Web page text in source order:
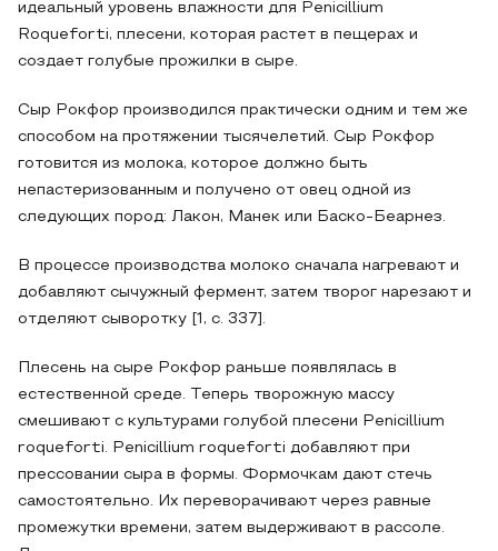
идеальный уровень влажности для Penicillium
Roqueforti, плесени, которая растет в пещерах и
создает голубые прожилки в сыре.
Сыр Рокфор производился практически одним и тем же
способом на протяжении тысячелетий. Сыр Рокфор
готовится из молока, которое должно быть
непастеризованным и получено от овец одной из
следующих пород: Лакон, Манек или Баско-Беарнез.
В процессе производства молоко сначала нагревают и
добавляют сычужный фермент, затем творог нарезают и
отделяют сыворотку [1, с. 337].
Плесень на сыре Рокфор раньше появлялась в
естественной среде. Теперь творожную массу
смешивают с культурами голубой плесени Penicillium
roqueforti. Penicillium roqueforti добавляют при
прессовании сыра в формы. Формочкам дают стечь
самостоятельно. Их переворачивают через равные
промежутки времени, затем выдерживают в рассоле.